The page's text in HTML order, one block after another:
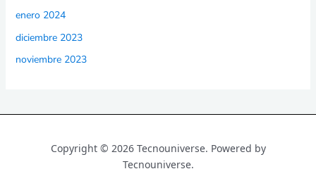
enero 2024
diciembre 2023
noviembre 2023
Copyright © 2026 Tecnouniverse. Powered by
Tecnouniverse.